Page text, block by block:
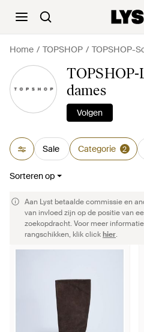
Home TOPSHOP TOPSHOP-
TOPSHOP-
dames
Volgen
Sale Categorie 2
Sorteren op
Aan Lyst betaalde commissie en
van invloed zijn op de positie van
zoekopdracht. Voor meer
rangschikken, klik clickhier.